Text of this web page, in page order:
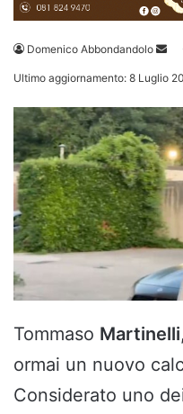
Domenico Abbondandolo
Ultimo aggiornamento: 8 Luglio
Tommaso Martinelli
ormai un nuovo
Considerato uno